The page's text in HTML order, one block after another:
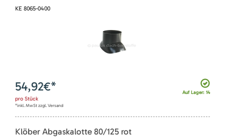
KE 8065-0400
Auf Lager: 14
54,92€*
pro Stück
*inkl. MwSt zzgl. Versand
Klöber Abgaskalotte 80/125 rot